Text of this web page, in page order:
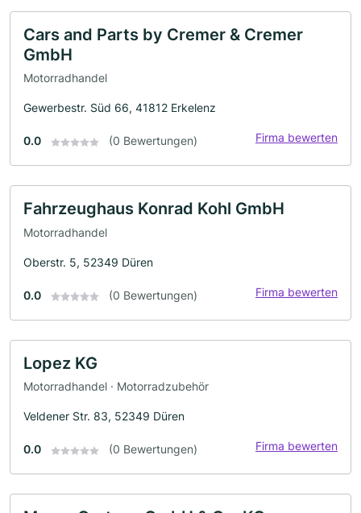
Cars and Parts by Cremer & Cremer
GmbH
Motorradhandel
Gewerbestr. Süd 66, 41812 Erkelenz
0.0 (0 Bewertungen) Firma bewerten
Fahrzeughaus Konrad Kohl GmbH
Motorradhandel
Oberstr. 5, 52349 Düren
0.0 (0 Bewertungen) Firma bewerten
Lopez KG
Motorradhandel · Motorradzubehör
Veldener Str. 83, 52349 Düren
0.0 (0 Bewertungen) Firma bewerten